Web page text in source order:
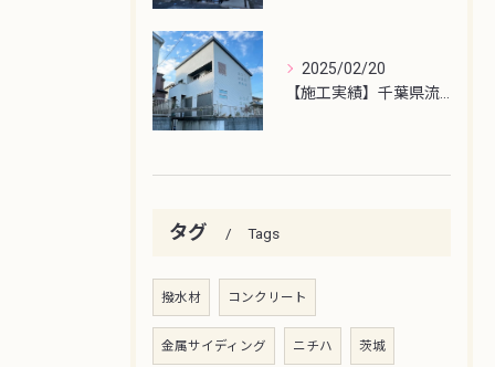
2025/02/20
タグ Tags
撥水材 コンクリート
金属サイディング ニチハ 茨城